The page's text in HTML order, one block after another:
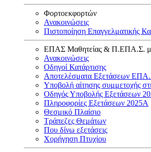
Φορτοεκφορτών
Ανακοινώσεις
Πιστοποίηση Επαγγελματικής
ΕΠΑΣ Μαθητείας & Π.ΕΠΑ.Σ.
Ανακοινώσεις
Oδηγοί Κατάρτισης
Αποτελέσματα Εξετάσεων
Υποβολή αίτησης συμμετοχής
Οδηγός Υποβολής Εξετάσεων
Πληροφορίες Εξετάσεων 2025Α
Θεσμικό Πλαίσιο
Τράπεζες Θεμάτων
Που δίνω εξετάσεις
Χορήγηση Πτυχίου